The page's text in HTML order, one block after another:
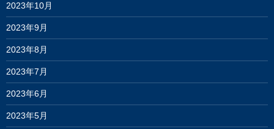
2023年10月
2023年9月
2023年8月
2023年7月
2023年6月
2023年5月